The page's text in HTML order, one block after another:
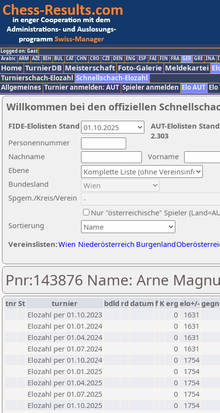
Logged on: Gast
Arabic ARM AZE BIH BUL CAT CHN CRO CZE DEN ENG ESP FAI FIN FRA GER GRE INA
Home TurnierDB Meisterschaft Foto-Galerie Meldekartei
Turnierschach-Elozahl Schnellschach-Elozahl
Allgemeines Turnier anmelden: AUT Spieler anmelden Elo AUT
Willkommen bei den offiziellen
Nachname
Vorname
Ebene
Sortierung
Personennummer
Bundesland
Spgem./Kreis/Verein
Nur "österreichische" Spieler
Vereinslisten:Wien Niederösterreich Burgenland
AUT-Elolisten
2.303
FIDE-Elolisten Stand
Pnr:143876 Name: Arne
tnrSt turnier bdld rd datumf Kerg elo+/-
Elozahl per 01.10.2023
0
1631
Elozahl per 01.01.2024
0
1631
Elozahl per 01.04.2024
0
1631
Elozahl per 01.07.2024
0
1631
Elozahl per 01.10.2024
0
1754
Elozahl per 01.01.2025
0
1754
Elozahl per 01.04.2025
0
1754
Elozahl per 01.07.2025
0
1754
Elozahl per 01.10.2025
0
1754